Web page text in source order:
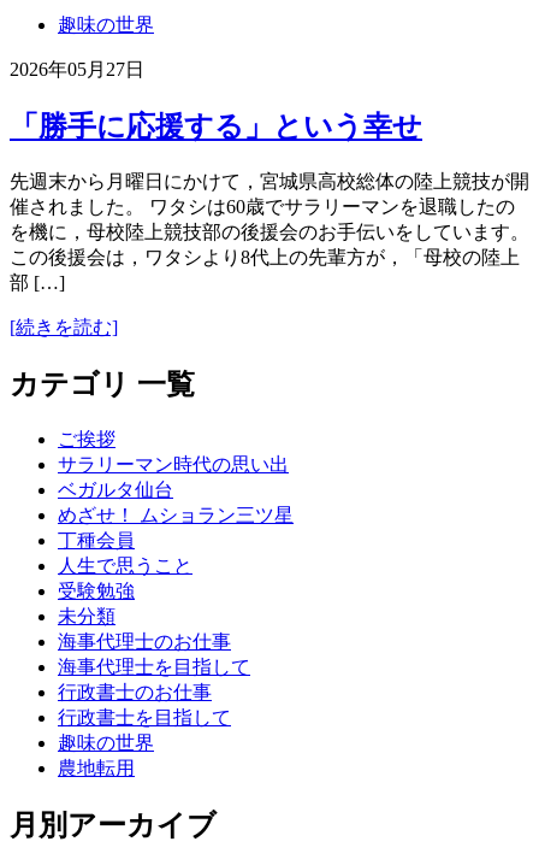
趣味の世界
2026年05月27日
「勝手に応援する」という幸せ
先週末から月曜日にかけて，宮城県高校総体の陸上競技が開
催されました。 ワタシは60歳でサラリーマンを退職したの
を機に，母校陸上競技部の後援会のお手伝いをしています。
この後援会は，ワタシより8代上の先輩方が，「母校の陸上
部 […]
[続きを読む]
カテゴリ 一覧
ご挨拶
サラリーマン時代の思い出
ベガルタ仙台
めざせ！ ムショラン三ツ星
丁種会員
人生で思うこと
受験勉強
未分類
海事代理士のお仕事
海事代理士を目指して
行政書士のお仕事
行政書士を目指して
趣味の世界
農地転用
月別アーカイブ